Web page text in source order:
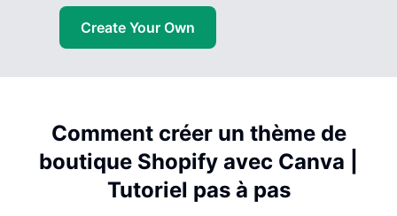
Create Your Own
Comment créer un thème de
boutique Shopify avec Canva |
Tutoriel pas à pas